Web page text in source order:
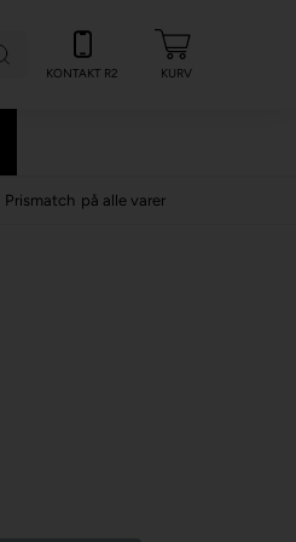
KONTAKT R2 KURV
Prismatch på alle varer